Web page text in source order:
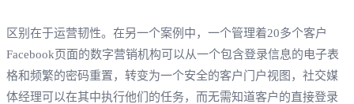
区别在于运营韧性。在另一个案例中，一个管理着20多个客户
Facebook页面的数字营销机构可以从一个包含登录信息的电子表
格和频繁的密码重置，转变为一个安全的客户门户视图，社交媒
体经理可以在其中执行他们的任务，而无需知道客户的直接登录